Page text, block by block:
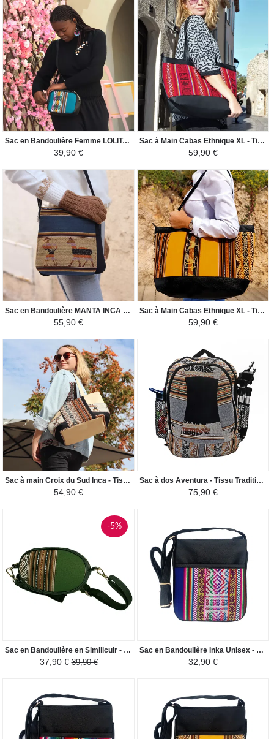
Sac en Bandoulière Femme LOLITA - Toile Péruvienne Motifs Ethniques - Vert Canard / Noir
39,90 €
Sac à Main Cabas Ethnique XL - Tissu Péruvien - Rouge Coloré
59,90 €
Sac en Bandoulière MANTA INCA - pour Homme Lama - Bleu / Noir
55,90 €
Sac à Main Cabas Ethnique XL - Tissu Péruvien - Jaune Orange/Marron
59,90 €
Sac à main Croix du Sud Inca - Tissu Traditionnel Péruvien - Crème/Noir et nuances marrons
54,90 €
Sac à dos Aventura - Tissu Traditionnel Canta Perú - Gris Foncé/Nuances Marron
75,90 €
-5%
Sac en Bandoulière en Similicuir - Rond - Vert / Marron
37,90 €39,90 €
Sac en Bandoulière Inka Unisex - Tissu Traditionnel Péruvien - Bleu Electrique / Coloré
32,90 €